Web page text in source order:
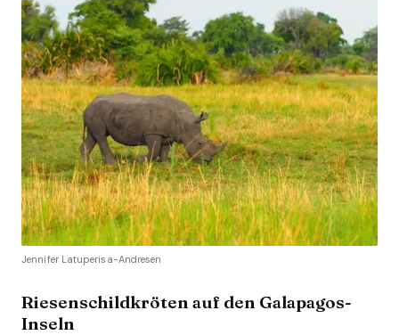
Jennifer Latuperisa-Andresen
Riesenschildkröten auf den Galapagos-
Inseln